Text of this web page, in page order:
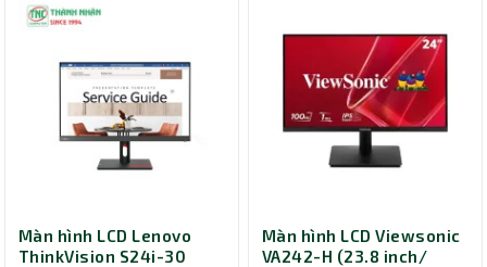
Màn hình LCD Lenovo
ThinkVision S24i-30
Màn hình LCD Viewsonic
VA242-H (23.8 inch/